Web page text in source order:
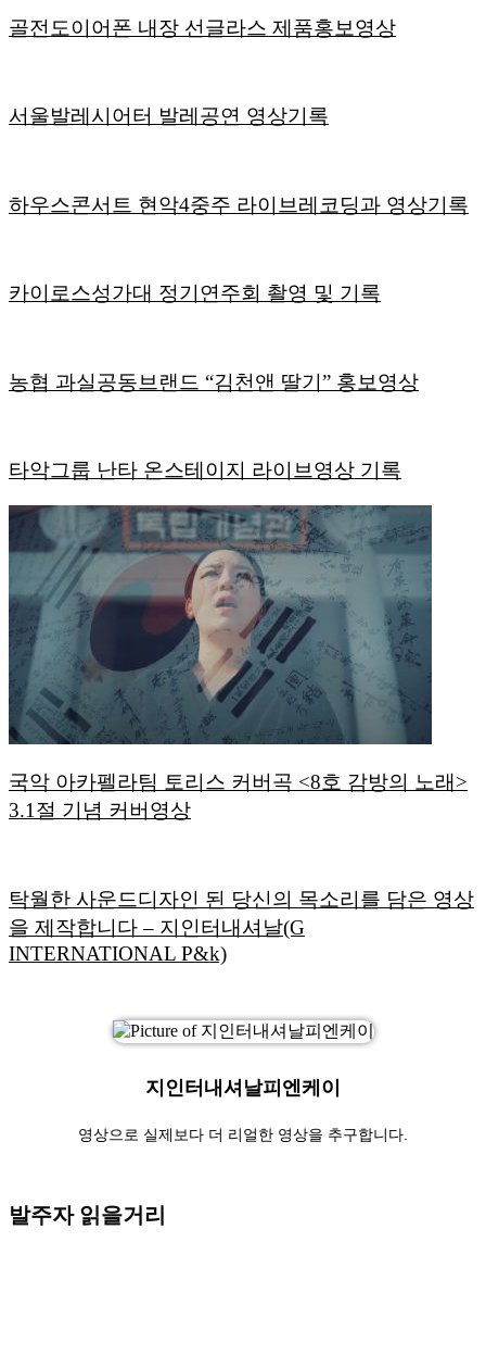
골전도이어폰 내장 선글라스 제품홍보영상
서울발레시어터 발레공연 영상기록
하우스콘서트 현악4중주 라이브레코딩과 영상기록
카이로스성가대 정기연주회 촬영 및 기록
농협 과실공동브랜드 “김천앤 딸기” 홍보영상
타악그룹 난타 온스테이지 라이브영상 기록
국악 아카펠라팀 토리스 커버곡 <8호 감방의 노래>
3.1절 기념 커버영상
탁월한 사운드디자인 된 당신의 목소리를 담은 영상
을 제작합니다 – 지인터내셔날(G
INTERNATIONAL P&k)
지인터내셔날피엔케이
영상으로 실제보다 더 리얼한 영상을 추구합니다.
발주자 읽을거리